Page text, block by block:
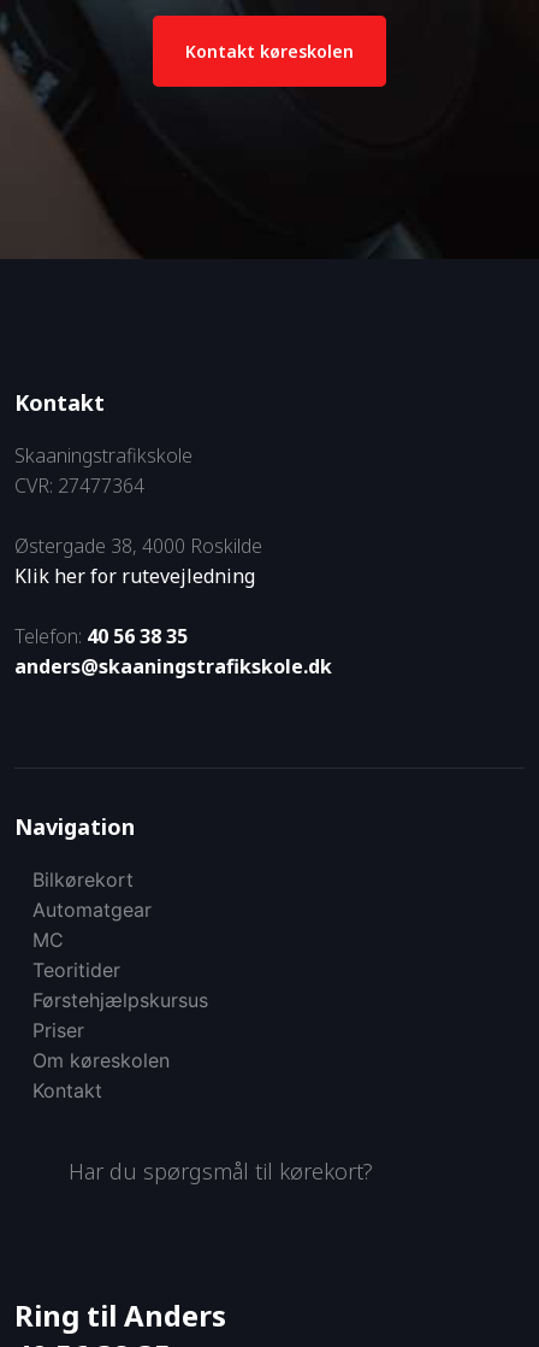
Kontakt køreskolen
Kontakt
Skaaningstrafikskole​
CVR: 27477364
Østergade 38, 4000 Roskilde
Klik her for rutevejledning
Telefon: 40 56 38 35
anders@skaaningstrafikskole.dk
Navigation​
Bilkørekort
Automatgear
MC
Teoritider
Førstehjælpskursus
Priser
Om køreskolen
Kontakt
Har du spørgsmål til kørekort?
Ring til Anders